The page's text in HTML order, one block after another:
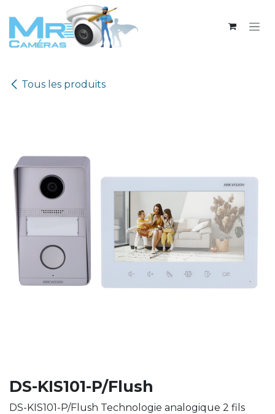
Se rendre au contenu
Tous les produits
DS-KIS101-P/Flush
DS-KIS101-P/Flush Technologie analogique 2 fils